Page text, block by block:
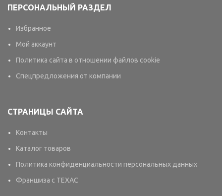
ПЕРСОНАЛЬНЫЙ РАЗДЕЛ
Избранное
Мой аккаунт
Политика сайта в отношении файлов cookie
Спецпредложения от компании
СТРАНИЦЫ САЙТА
Контакты
Каталог товаров
Политика конфиденциальности персональных данных
Франшиза с TEXAC